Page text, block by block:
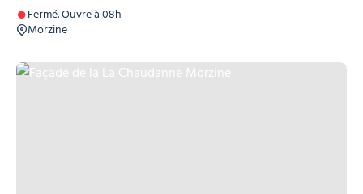
Fermé. Ouvre à 08h
Morzine
Façade de la La Chaudanne Morzine, © La Chaudanne Morzine